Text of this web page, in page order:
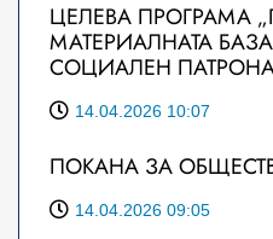
ЦЕЛЕВА ПРОГРАМА
МАТЕРИАЛНАТА
СОЦИАЛЕН
14.04.2026 10:07
ПОКАНА ЗА
14.04.2026 09:05